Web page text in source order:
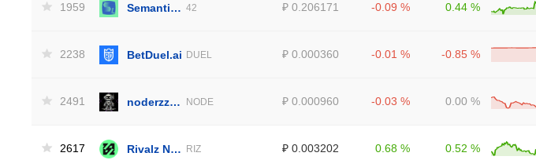
1959 42 ₽ 0.206171 -0.09 % 0.44 %
2238 BetDuel.ai DUEL ₽ 0.000360 -0.01 % -0.85 %
2491 NODE ₽ 0.000960 -0.03 % 0.00 %
2617 RIZ ₽ 0.003202 0.68 % 0.52 %